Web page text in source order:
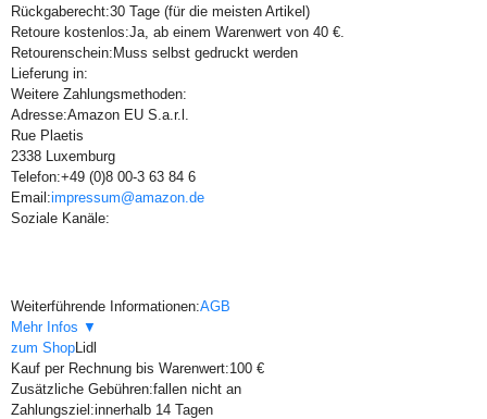
Rückgaberecht:30 Tage (für die meisten Artikel)
Retoure kostenlos:Ja, ab einem Warenwert von 40 €.
Retourenschein: Muss selbst gedruckt werden
Lieferung in:
Weitere Zahlungsmethoden:
Adresse:Amazon EU S.a.r.l.
Rue Plaetis
2338 Luxemburg
Telefon:+49 (0)8 00-3 63 84 6
Email:impressum@amazon.de
Soziale Kanäle:
Weiterführende Informationen:AGB
Mehr Infos ▼
zum ShopLidl
Kauf per Rechnung bis Warenwert:100 €
Zusätzliche Gebühren:fallen nicht an
Zahlungsziel:innerhalb 14 Tagen